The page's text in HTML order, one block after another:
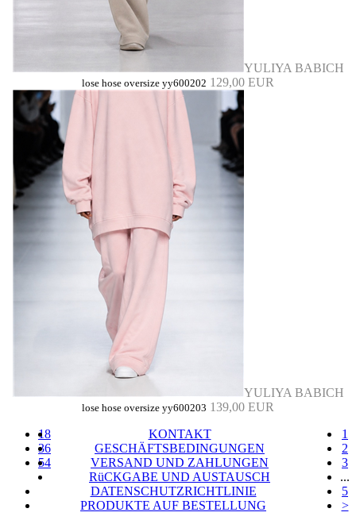
YULIYA BABICH
lose hose oversize yy600202 129,00 EUR
YULIYA BABICH
lose hose oversize yy600203 139,00 EUR
18
36
54
1
2
3
...
5
>
KONTAKT
GESCHÄFTSBEDINGUNGEN
VERSAND UND ZAHLUNGEN
RüCKGABE UND AUSTAUSCH
DATENSCHUTZRICHTLINIE
PRODUKTE AUF BESTELLUNG